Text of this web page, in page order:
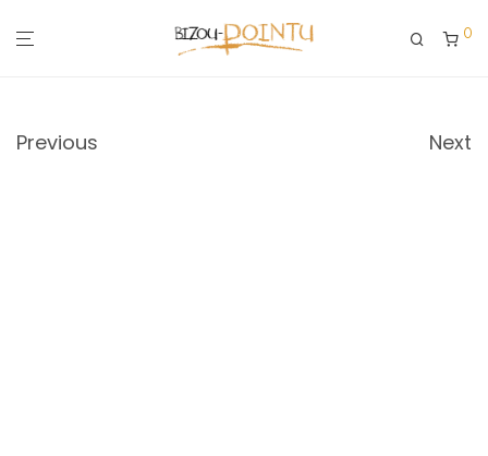
0
Previous Next